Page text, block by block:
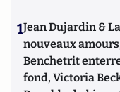
1Jean Dujardin &
nouveaux
Benchetrit
fond, Victoria